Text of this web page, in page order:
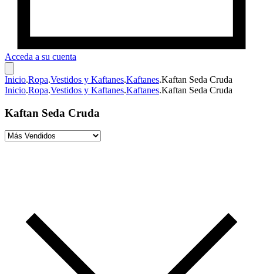
Acceda a su cuenta
Inicio.Ropa.Vestidos y Kaftanes.Kaftanes.Kaftan Seda Cruda
Inicio.Ropa.Vestidos y Kaftanes.Kaftanes.Kaftan Seda Cruda
Kaftan Seda Cruda